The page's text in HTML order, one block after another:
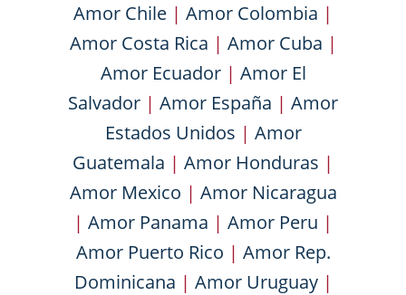
Amor Chile | Amor Colombia |
Amor Costa Rica | Amor Cuba |
Amor Ecuador| Amor El
Salvador | Amor España | Amor
Estados Unidos | Amor
Guatemala | Amor Honduras |
Amor Mexico | Amor Nicaragua
| Amor Panama | Amor Peru |
Amor Puerto Rico | Amor Rep.
Dominicana | Amor Uruguay|